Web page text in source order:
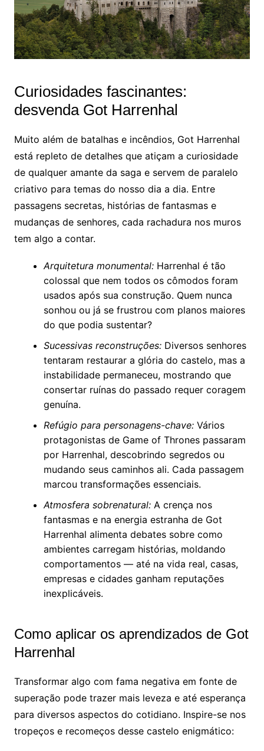
Curiosidades fascinantes:
desvenda Got Harrenhal
Muito além de batalhas e incêndios, Got Harrenhal
está repleto de detalhes que atiçam a curiosidade
de qualquer amante da saga e servem de paralelo
criativo para temas do nosso dia a dia. Entre
passagens secretas, histórias de fantasmas e
mudanças de senhores, cada rachadura nos muros
tem algo a contar.
Arquitetura monumental:Harrenhal é tão
colossal que nem todos os cômodos foram
usados após sua construção. Quem nunca
sonhou ou já se frustrou com planos maiores
do que podia sustentar?
Sucessivas reconstruções:Diversos senhores
tentaram restaurar a glória do castelo, mas a
instabilidade permaneceu, mostrando que
consertar ruínas do passado requer coragem
genuína.
Refúgio para personagens-chave:Vários
protagonistas de Game of Thrones passaram
por Harrenhal, descobrindo segredos ou
mudando seus caminhos ali. Cada passagem
marcou transformações essenciais.
Atmosfera sobrenatural:A crença nos
fantasmas e na energia estranha de Got
Harrenhal alimenta debates sobre como
ambientes carregam histórias, moldando
comportamentos — até na vida real, casas,
empresas e cidades ganham reputações
inexplicáveis.
Como aplicar os aprendizados de Got
Harrenhal
Transformar algo com fama negativa em fonte de
superação pode trazer mais leveza e até esperança
para diversos aspectos do cotidiano. Inspire-se nos
tropeços e recomeços desse castelo enigmático: